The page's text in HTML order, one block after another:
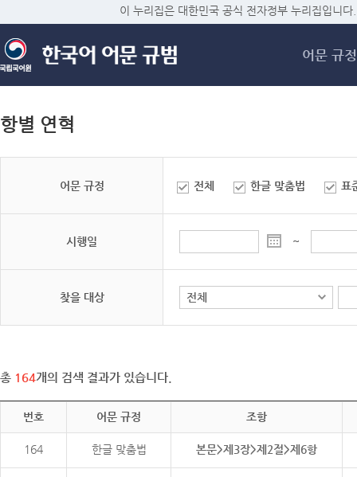
메
이 누리집은 대한민국 공식 전자정부 누리집입니다.
어문 규정
항별 연혁
어문 규정 전체 한글 맞춤법 표
시행일 ~
찾을 대상
총 164개의 검색 결과가 있습니다.
번호 어문 규정 조항
164 한글 맞춤법 본문>제3장>제2절>제6항